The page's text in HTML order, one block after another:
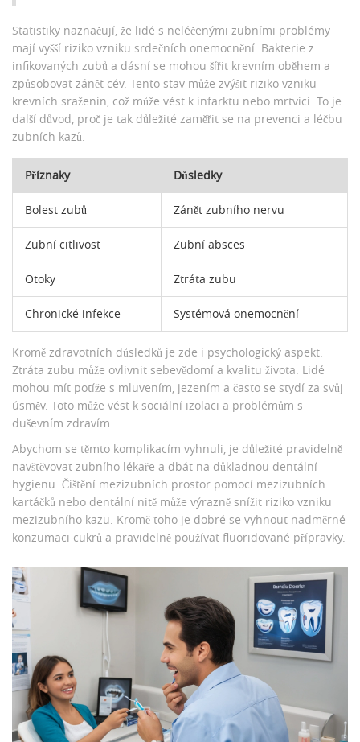
Statistiky naznačují, že lidé s neléčenými zubními problémy
mají vyšší riziko vzniku srdečních onemocnění. Bakterie z
infikovaných zubů a dásní se mohou šířit krevním oběhem a
způsobovat zánět cév. Tento stav může zvýšit riziko vzniku
krevních sraženin, což může vést k infarktu nebo mrtvici. To je
další důvod, proč je tak důležité zaměřit se na prevenci a léčbu
zubních kazů.
Příznaky Důsledky
Bolest zubů Zánět zubního nervu
Zubní citlivost Zubní absces
Otoky Ztráta zubu
Chronické infekce Systémová onemocnění
Kromě zdravotních důsledků je zde i psychologický aspekt.
Ztráta zubu může ovlivnit sebevědomí a kvalitu života. Lidé
mohou mít potíže s mluvením, jezením a často se stydí za svůj
úsměv. Toto může vést k sociální izolaci a problémům s
duševním zdravím.
Abychom se těmto komplikacím vyhnuli, je důležité pravidelně
navštěvovat zubního lékaře a dbát na důkladnou dentální
hygienu. Čištění mezizubních prostor pomocí mezizubních
kartáčků nebo dentální nitě může výrazně snížit riziko vzniku
mezizubního kazu. Kromě toho je dobré se vyhnout nadměrné
konzumaci cukrů a pravidelně používat fluoridované přípravky.